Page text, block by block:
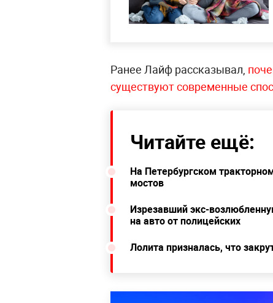
Ранее Лайф рассказывал,
существуют современные
Читайте ещё:
На Петербургском
мостов
Изрезавший экс-
на авто от полицейских
Лолита призналась, что